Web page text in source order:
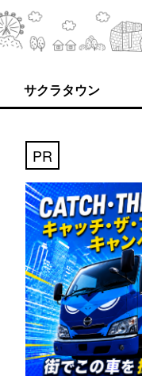
サクラタウン
PR